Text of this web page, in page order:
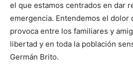
el que estamos centrados en dar
emergencia. Entendemos el dolor
provoca entre los familiares y
libertad y en toda la población
Germán Brito.